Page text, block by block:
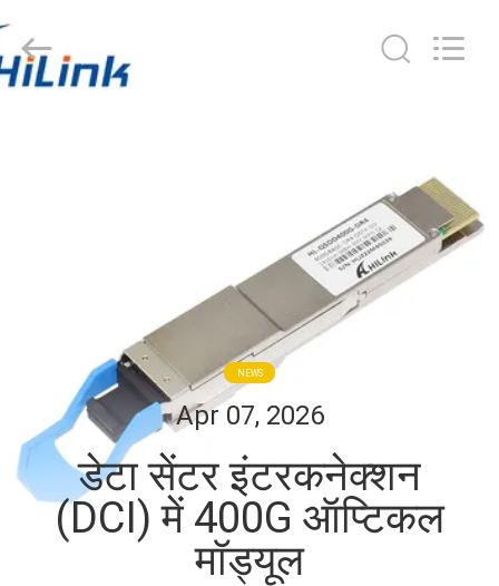
कारखाने
का
दौरा
HiLink
Technology
Co.,Ltd..
All
Rights
NEWS
Apr 07, 2026
डेटा सेंटर इंटरकनेक्शन
(DCI) में 400G ऑप्टिकल
मॉड्यूल